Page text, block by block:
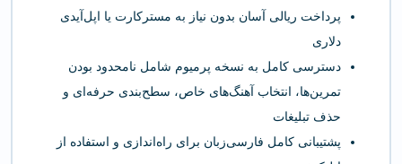
پرداخت ریالی آسان بدون نیاز به مسترکارت یا اپل‌آیدی
دلاری
دسترسی کامل به نسخه پرمیوم شامل نامحدود بودن
تمرین‌ها، انتخاب آهنگ‌های خاص، سطح‌بندی حرفه‌ای و
حذف تبلیغات
پشتیبانی کامل فارسی‌زبان برای راه‌اندازی و استفاده از